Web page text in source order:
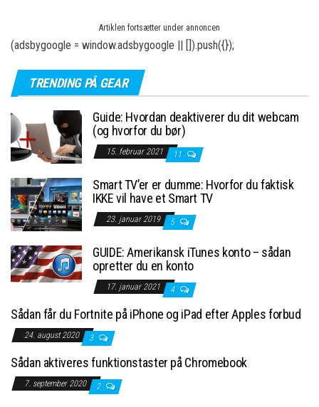
Artiklen fortsætter under annoncen
(adsbygoogle = window.adsbygoogle || []).push({});
TRENDING PÅ GEAR
Guide: Hvordan deaktiverer du dit webcam
(og hvorfor du bør)
15. februar 2021 11
Smart TV’er er dumme: Hvorfor du faktisk
IKKE vil have et Smart TV
23. januar 2019 5
GUIDE: Amerikansk iTunes konto – sådan
opretter du en konto
17. januar 2021 4
Sådan får du Fortnite på iPhone og iPad efter Apples forbud
24. august 2020 3
Sådan aktiveres funktionstaster på Chromebook
7. september 2020 2